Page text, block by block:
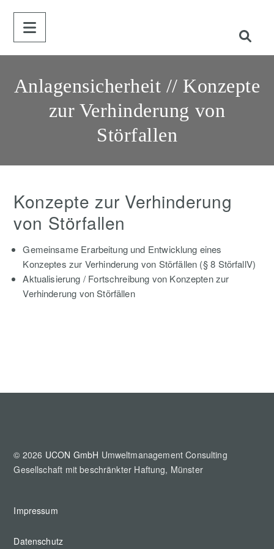
Anlagensicherheit // Konzepte
zur Verhinderung von
Störfallen
Konzepte zur Verhinderung
von Störfallen
Gemeinsame Erarbeitung und Entwicklung eines
Konzeptes zur Verhinderung von Störfällen (§ 8 StörfallV)
Aktualisierung / Fortschreibung von Konzepten zur
Verhinderung von Störfällen
© 2026 UCON GmbH Umweltmanagement Consulting
Gesellschaft mit beschränkter Haftung, Münster
Impressum
Datenschutz